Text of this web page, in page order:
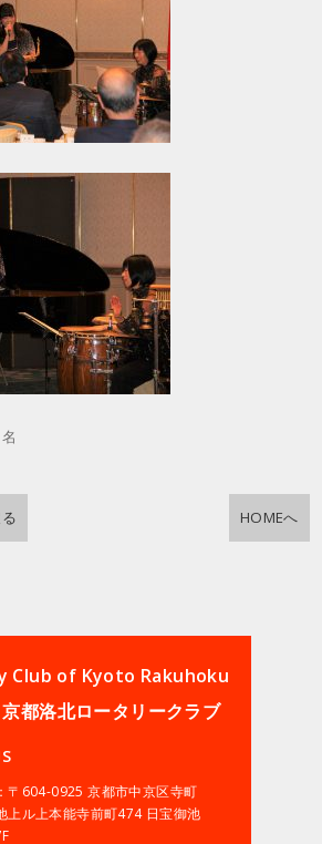
HOMEへ
Club of Kyoto Rakuhoku
都洛北ロータリークラブ
〒604-0925 京都市中京区寺町
上ル上本能寺前町474 日宝御池